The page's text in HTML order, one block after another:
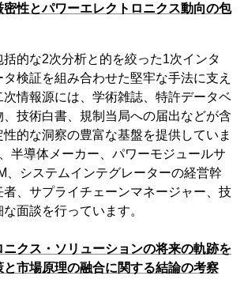
性とパワーエレクトロニクス動向の包
的な2次分析と的を絞った1次インタ
タ検証を組み合わせた堅牢な手法に支え
次情報源には、学術雑誌、特許データベ
技術白書、規制当局への届出などが含
性的な洞察の豊富な基盤を提供していま
半導体メーカー、パワーモジュールサ
、システムインテグレーターの経営幹
、サプライチェーンマネージャー、技
面談を行っています。
クス・ソリューションの将来の軌跡を
市場原理の融合に関する結論の考察